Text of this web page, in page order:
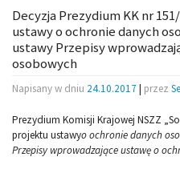
Decyzja Prezydium KK nr
ustawy o ochronie danych
ustawy Przepisy
osobowych
Napisany w dniu 24.10.2017 | przez
Prezydium Komisji Krajowej NSZZ
projektu ustawyo ochronie danych
Przepisy wprowadzające ustawę o